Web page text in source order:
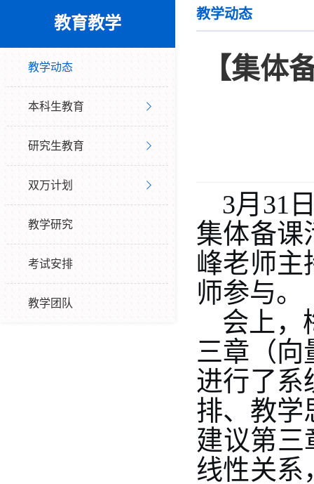
教育教学
教学动态
本科生教育
研究生教育
双万计划
教学研究
考试安排
教学团队
教学动态
【集体
3月 31
集体备课
峰老师主
师参与。
会上，
三章（向
进行了系
排、教学
建议第三
线性关系